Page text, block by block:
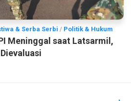
& Serba Serbi / Politik & Hukum
Meninggal saat Latsarmil,